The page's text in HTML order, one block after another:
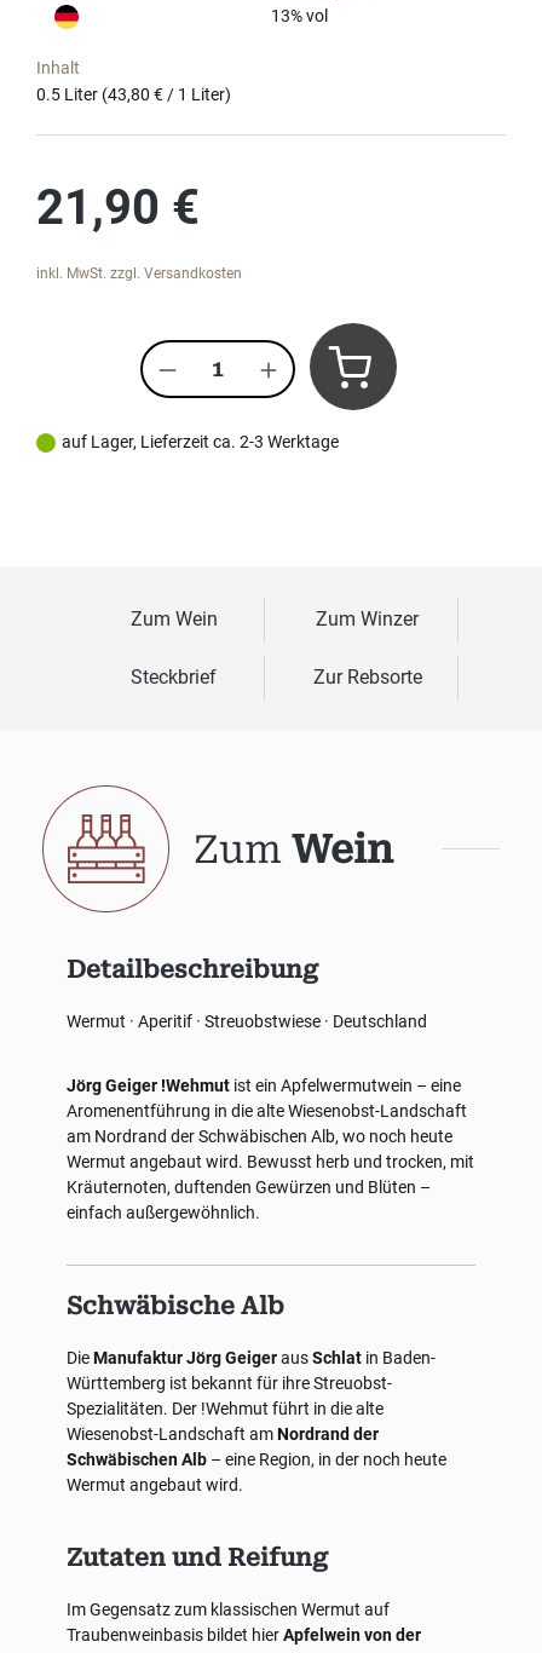
13% vol
Inhalt
0.5 Liter (43,80 € / 1 Liter)
21,90 €
inkl. MwSt. zzgl. Versandkosten
Produkt Anzahl: Gib den
auf Lager, Lieferzeit ca. 2-3 Werktage
Zum Wein Zum Winzer
Steckbrief Zur Rebsorte
Zum Wein
Detailbeschreibung
Wermut · Aperitif · Streuobstwiese · Deutschland
Jörg Geiger !Wehmut ist ein Apfelwermutwein – eine
Aromenentführung in die alte Wiesenobst-Landschaft
am Nordrand der Schwäbischen Alb, wo noch heute
Wermut angebaut wird. Bewusst herb und trocken, mit
Kräuternoten, duftenden Gewürzen und Blüten –
einfach außergewöhnlich.
Schwäbische Alb
DieManufaktur Jörg GeigerausSchlat in Baden-
Württemberg ist bekannt für ihre Streuobst-
Spezialitäten. Der !Wehmut führt in die alte
Wiesenobst-Landschaft amNordrand der
Schwäbischen Alb – eine Region, in der noch heute
Wermut angebaut wird.
Zutaten und Reifung
Im Gegensatz zum klassischen Wermut auf
Traubenweinbasis bildet hierApfelwein von der